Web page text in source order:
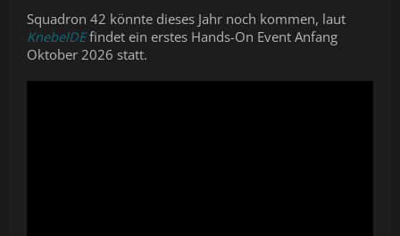
Squadron 42 könnte dieses Jahr noch kommen, laut
KnebelDEfindet ein erstes Hands-On Event Anfang
Oktober 2026 statt.